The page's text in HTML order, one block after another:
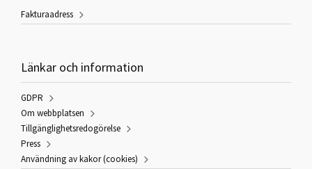
Fakturaadress
Länkar och information
GDPR
Om webbplatsen
Tillgänglighetsredogörelse
Press
Användning av kakor (cookies)